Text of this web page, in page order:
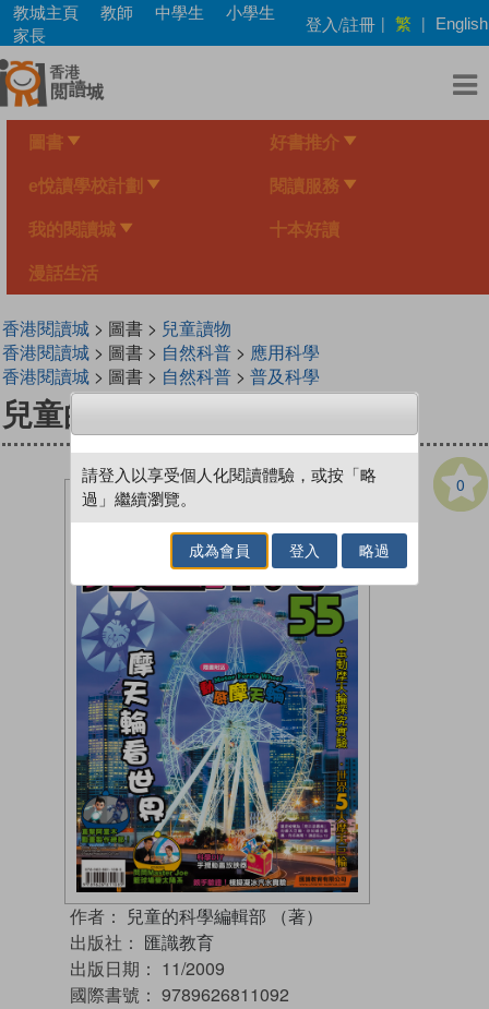
Skip
main
content
教城主頁 教師 中學生
小學生
家長
登入/註冊 | 繁 | English
圖書 好書推介
e悅讀學校計劃 閱讀服務
我的閱讀城 十本好讀
漫話生活
香港閱讀城> 圖書 > 兒童讀物
香港閱讀城> 圖書 > 自然科普> 應用科學
香港閱讀城> 圖書 > 自然科普> 普及科學
兒童的科學(教材版) 55
0
作者： 兒童的科學編輯部 （著）
出版社： 匯識教育
出版日期： 11/2009
國際書號： 9789626811092
請登入以享受個人化閱讀體驗，或按「略
過」繼續瀏覽。
成為會員 登入 略過